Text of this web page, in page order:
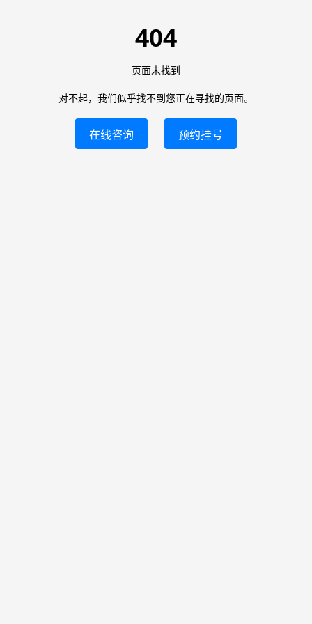
404
页面未找到
对不起，我们似乎找不到您正在寻找的页面。
在线咨询 预约挂号